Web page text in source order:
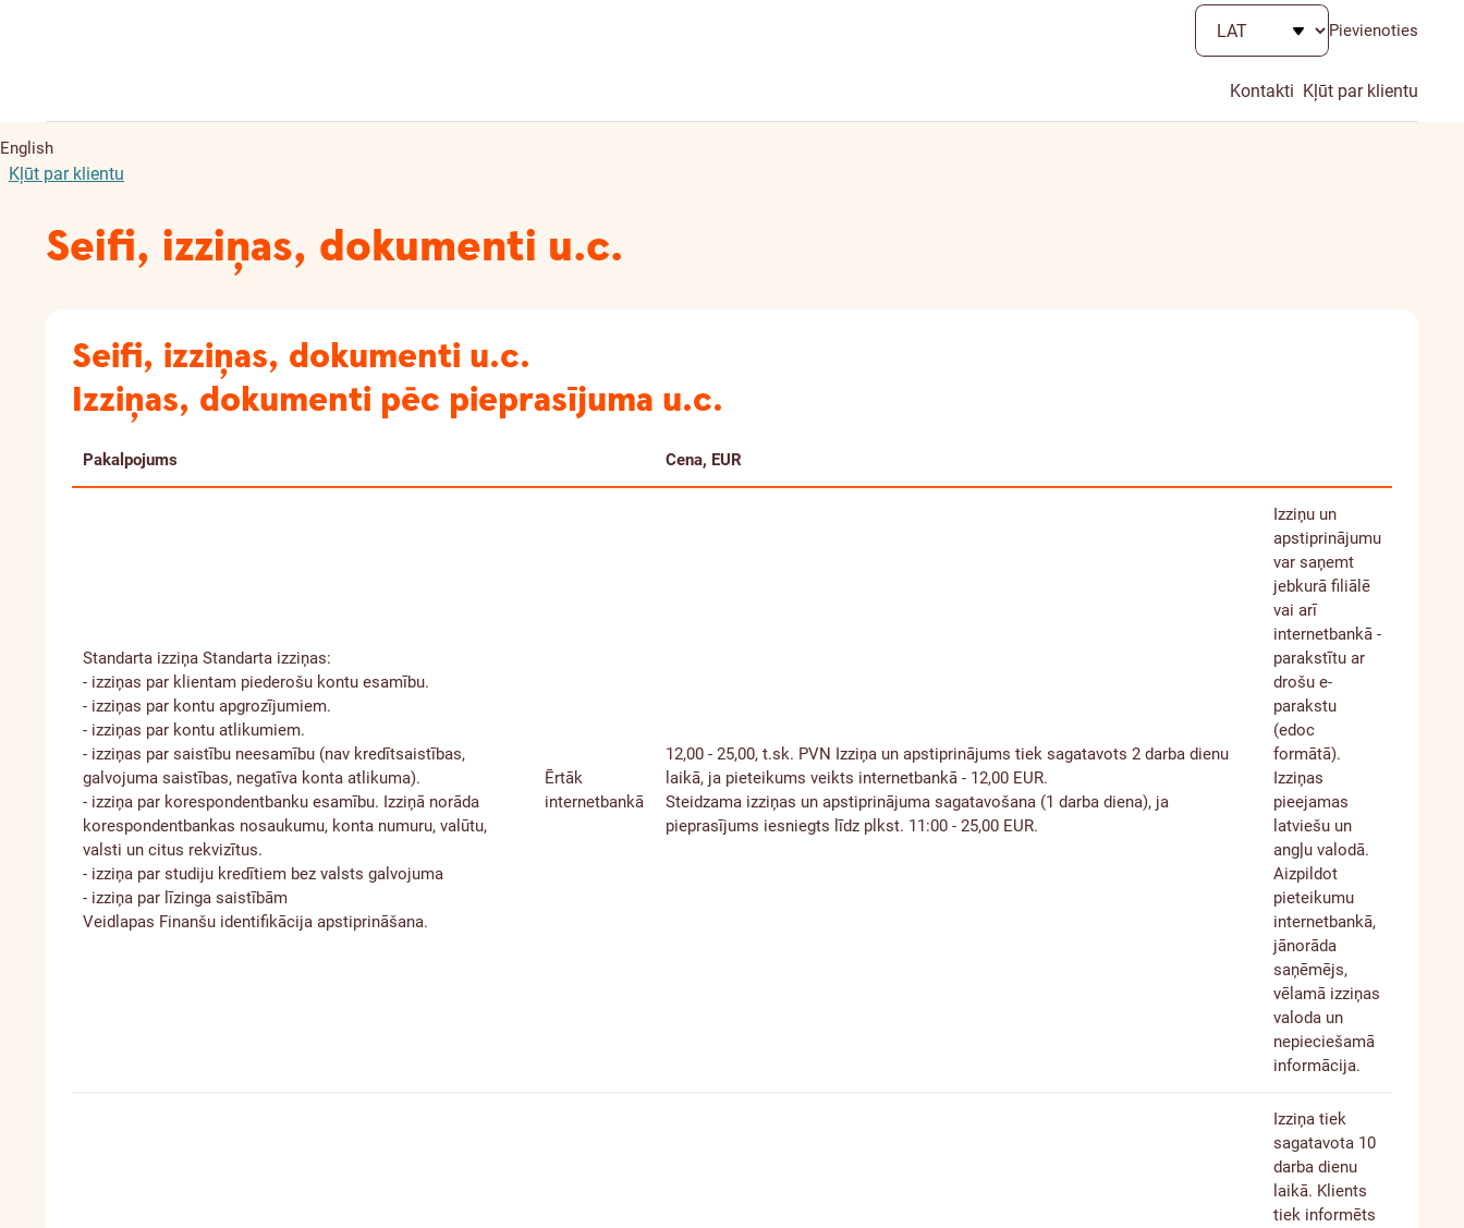
Pievienoties
Kontakti Kļūt par klientu
English
Kļūt par klientu
Seifi, izziņas, dokumenti u.c.
Seifi, izziņas, dokumenti u.c.
Izziņas, dokumenti pēc pieprasījuma u.c.
Pakalpojums
Kanāls
Cena, EUR
Papildu
informācija
Standarta izziņa Standarta izziņas:
- izziņas par klientam piederošu kontu esamību.
- izziņas par kontu apgrozījumiem.
- izziņas par kontu atlikumiem.
- izziņas par saistību neesamību (nav kredītsaistības,
galvojuma saistības, negatīva konta atlikuma).
- izziņa par korespondentbanku esamību. Izziņā norāda
korespondentbankas nosaukumu, konta numuru, valūtu,
valsti un citus rekvizītus.
- izziņa par studiju kredītiem bez valsts galvojuma
- izziņa par līzinga saistībām
Veidlapas Finanšu identifikācija apstiprināšana.
Ērtāk
internetbankā
12,00 - 25,00, t.sk. PVN Izziņa un apstiprinājums tiek sagatavots 2 darba dienu
laikā, ja pieteikums veikts internetbankā - 12,00 EUR.
Steidzama izziņas un apstiprinājuma sagatavošana (1 darba diena), ja
pieprasījums iesniegts līdz plkst. 11:00 - 25,00 EUR.
Izziņu un
apstiprinājumu
var saņemt
jebkurā filiālē
vai arī
internetbankā -
parakstītu ar
drošu e-
parakstu
(edoc
formātā).
Izziņas
pieejamas
latviešu un
angļu valodā.
Aizpildot
pieteikumu
internetbankā,
jānorāda
saņēmējs,
vēlamā izziņas
valoda un
nepieciešamā
informācija.
Izziņa tiek
sagatavota 10
darba dienu
laikā. Klients
tiek informēts